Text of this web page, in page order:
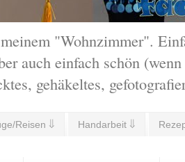
"Wohnzimmer".
auch einfach schön
gehäkeltes,
Reisen ⇓ Handarbeit ⇓